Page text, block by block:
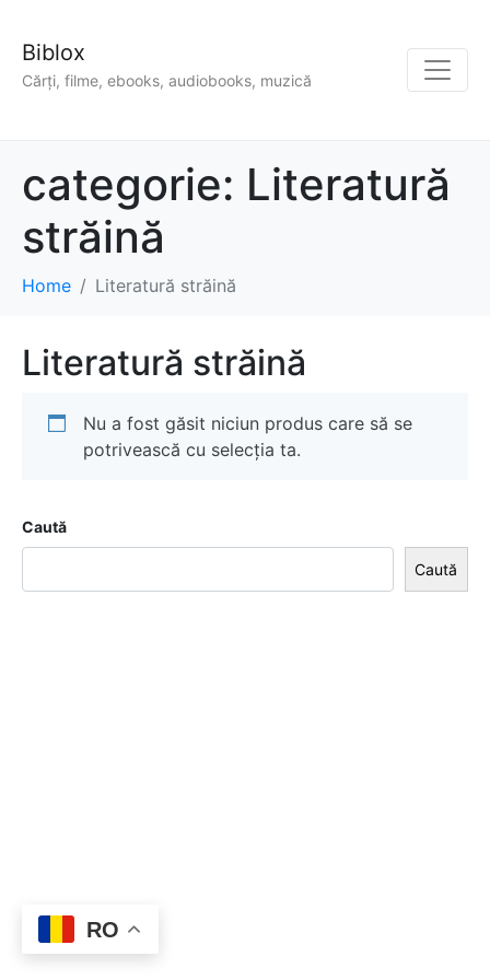
Biblox
Cărți, filme, ebooks, audiobooks, muzică
categorie: Literatură
străină
Home Literatură străină
Literatură străină
Nu a fost găsit niciun produs care să se
potrivească cu selecția ta.
Caută
Caută
RO